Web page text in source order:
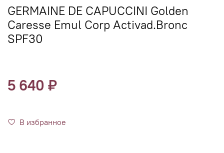
GERMAINE DE CAPUCCINI Golden
Caresse Emul Corp Activad.Bronc
SPF30
5 640 ₽
В избранное